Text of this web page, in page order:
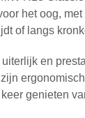
het oog,
of langs
en
genieten